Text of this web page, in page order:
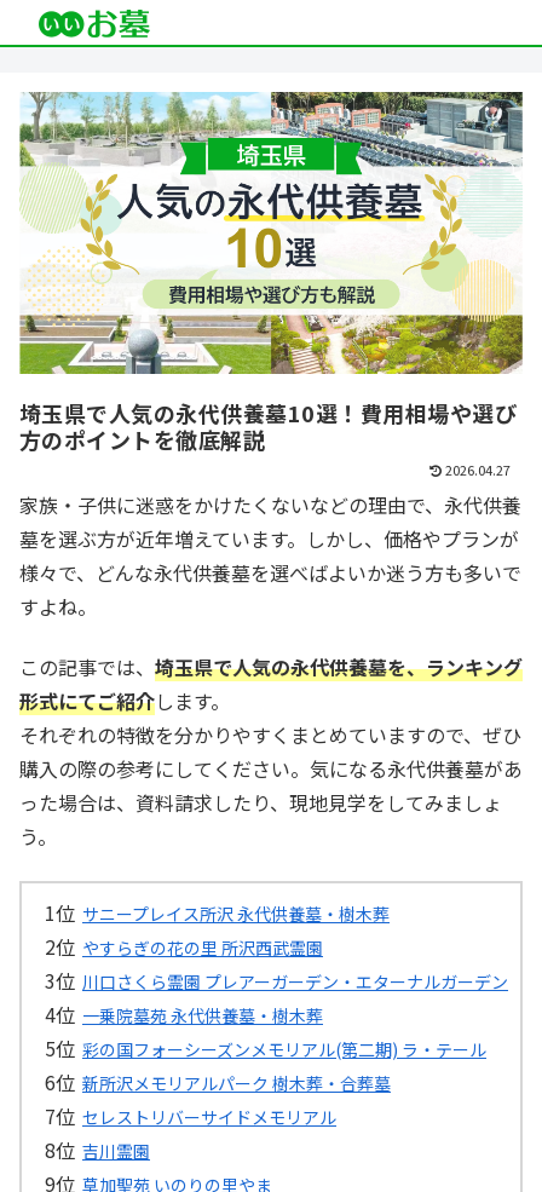
埼玉県で人気の永代供養墓10選！費用相場や選び
方のポイントを徹底解説
2026.04.27
家族・子供に迷惑をかけたくないなどの理由で、永代供養
墓を選ぶ方が近年増えています。しかし、価格やプランが
様々で、どんな永代供養墓を選べばよいか迷う方も多いで
すよね。
この記事では、 埼玉県で人気の永代供養墓を、ランキング
形式にてご紹介します。
それぞれの特徴を分かりやすくまとめていますので、ぜひ
購入の際の参考にしてください。気になる永代供養墓があ
った場合は、資料請求したり、現地見学をしてみましょ
う。
サニープレイス所沢 永代供養墓・樹木葬
やすらぎの花の里 所沢西武霊園
川口さくら霊園 プレアーガーデン・エターナルガーデン
一乗院墓苑 永代供養墓・樹木葬
彩の国フォーシーズンメモリアル(第二期) ラ・テール
新所沢メモリアルパーク 樹木葬・合葬墓
セレストリバーサイドメモリアル
吉川霊園
草加聖苑 いのりの里やま